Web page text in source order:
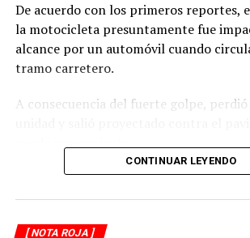
De acuerdo con los primeros reportes,
la motocicleta presuntamente fue
alcance por un automóvil cuando
tramo carretero.
A consecuencia del fuerte golpe,
Testigos del accidente solicitaron de
de los cuerpos de emergencia al
CONTINUAR LEYENDO
[ NOTA ROJA ]